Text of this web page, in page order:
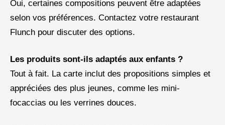
Oui, certaines compositions peuvent être adaptées
selon vos préférences. Contactez votre restaurant
Flunch pour discuter des options.
Les produits sont-ils adaptés aux enfants ?
Tout à fait. La carte inclut des propositions simples et
appréciées des plus jeunes, comme les mini-
focaccias ou les verrines douces.